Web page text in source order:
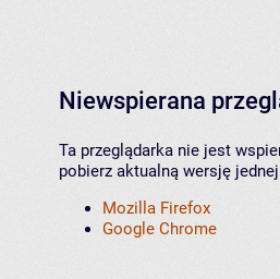
Niewspierana
Ta przeglądarka nie jest
pobierz aktualną wersję
Mozilla Firefox
Google Chrome